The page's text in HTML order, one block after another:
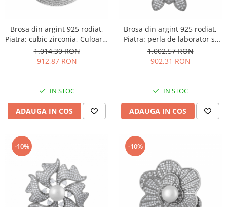
Brosa din argint 925 rodiat,
Piatra: cubic zirconia, Culoare:
transparenta, Sonis Silver
1.014,30 RON
912,87 RON
IN STOC
ADAUGA IN COS
Brosa din argint 925 rodiat,
Piatra: perla de laborator si
cubic zirconia, Culoare:
transparent, alb, Sonis Silver
1.002,57 RON
902,31 RON
IN STOC
ADAUGA IN COS
-10% -10%